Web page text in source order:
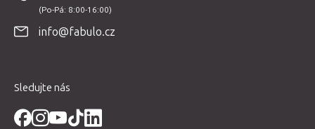
info@fabulo.cz
Sledujte nás